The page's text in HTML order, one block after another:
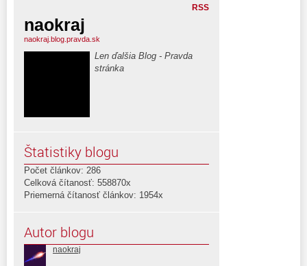
RSS
naokraj
naokraj.blog.pravda.sk
Len ďalšia Blog - Pravda
stránka
Štatistiky blogu
Počet článkov: 286
Celková čítanosť: 558870x
Priemerná čítanosť článkov: 1954x
Autor blogu
naokraj